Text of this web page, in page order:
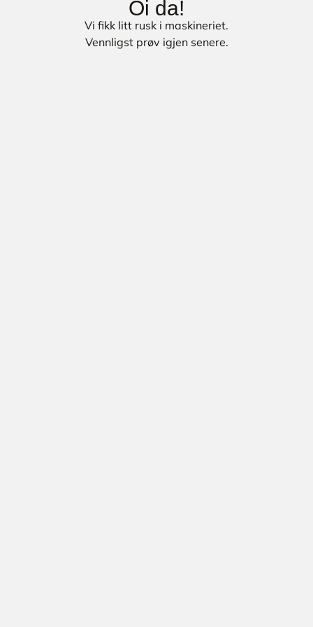
Oi da!
Vi fikk litt rusk i maskineriet.
Vennligst prøv igjen senere.